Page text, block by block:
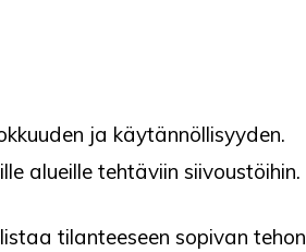
ja käytännöllisyyden.
alueille tehtäviin siivoustöihin.
tilanteeseen sopivan tehon